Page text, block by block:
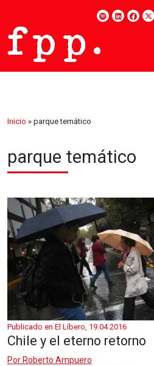
Inicio » parque temático
parque temático
Publicado en El Líbero, 19.04.2016
Chile y el eterno retorno
Por Roberto Ampuero